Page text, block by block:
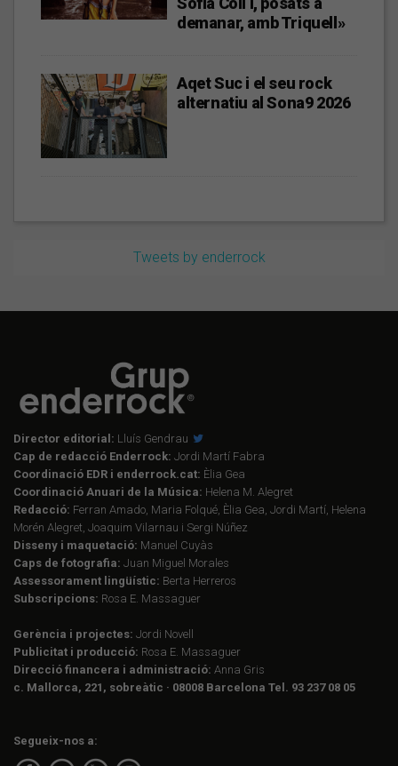
demanar, amb Triquell»
Aqet Suc i el seu rock
alternatiu al Sona9 2026
Tweets by enderrock
Director editorial: Lluís Gendrau
Cap de redacció Enderrock: Jordi Martí Fabra
Coordinació EDR i enderrock.cat: Èlia Gea
Coordinació Anuari de la Música: Helena M. Alegret
Redacció: Ferran Amado, Maria Folqué, Èlia Gea, Jordi Martí, Helena
Morén Alegret, Joaquim Vilarnau i Sergi Núñez
Disseny i maquetació: Manuel Cuyàs
Caps de fotografia: Juan Miguel Morales
Assessorament lingüístic: Berta Herreros
Subscripcions: Rosa E. Massaguer
Gerència i projectes: Jordi Novell
Publicitat i producció: Rosa E. Massaguer
Direcció financera i administració: Anna Gris
c. Mallorca, 221, sobreàtic · 08008 Barcelona Tel. 93 237 08 05
Segueix-nos a: